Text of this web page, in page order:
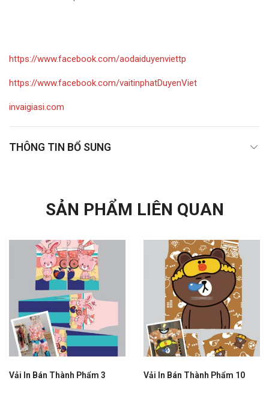
https://www.facebook.com/aodaiduyenviettp
https://www.facebook.com/vaitinphatDuyenViet
invaigiasi.com
THÔNG TIN BỔ SUNG
SẢN PHẨM LIÊN QUAN
Vải In Bán Thành Phẩm 3 Vải In Bán Thành Phẩm 10